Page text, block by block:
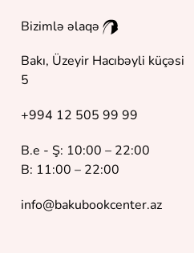
Bizimlə əlaqə
Bakı, Üzeyir Hacıbəyli küçəsi
5
+994 12 505 99 99
B.e - Ş: 10:00 – 22:00
B: 11:00 – 22:00
info@bakubookcenter.az